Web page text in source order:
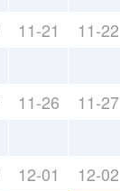
11-21 11-22
11-26 11-27
12-01 12-02